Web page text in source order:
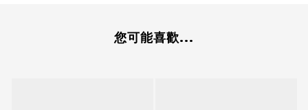
您可能喜歡...